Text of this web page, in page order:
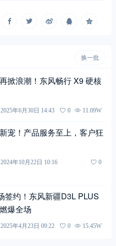
换一批
掀浪潮！东风畅行 X9 硬核
2025年6月30日 14:43 0 11.09W
宠！产品服务至上，客户狂
2024年10月22日 10:16
0
签约！东风新疆D3L PLUS
爆全场
2025年4月23日 09:22 0 15.45W